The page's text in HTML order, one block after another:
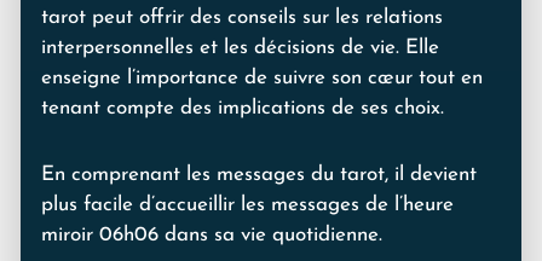
tarot peut offrir des conseils sur les relations
interpersonnelles et les décisions de vie. Elle
enseigne l’importance de suivre son cœur tout en
tenant compte des implications de ses choix.
En comprenant les messages du tarot, il devient
plus facile d’accueillir les messages de l’heure
miroir 06h06 dans sa vie quotidienne.